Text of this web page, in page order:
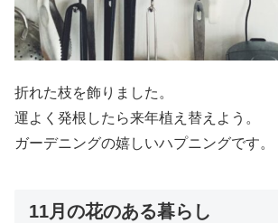
折れた枝を飾りました。
運よく発根したら来年植え替えよう。
ガーデニングの嬉しいハプニングです。
11月の花のある暮らし